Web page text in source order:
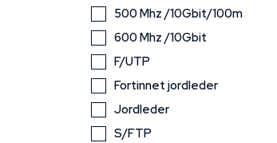
500 Mhz /10Gbit/100m
600 Mhz /10Gbit
F/UTP
Fortinnet jordleder
Jordleder
S/FTP